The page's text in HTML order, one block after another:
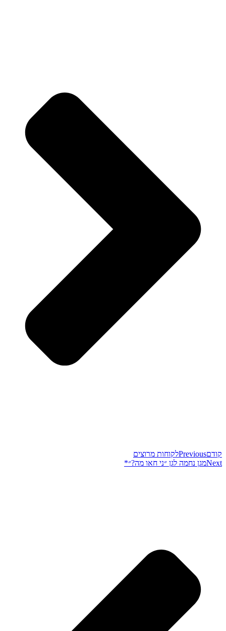
קודםPreviousלקוחות מרוצים
Nextמגן נחמה לגן ״ני חאו מה?״*